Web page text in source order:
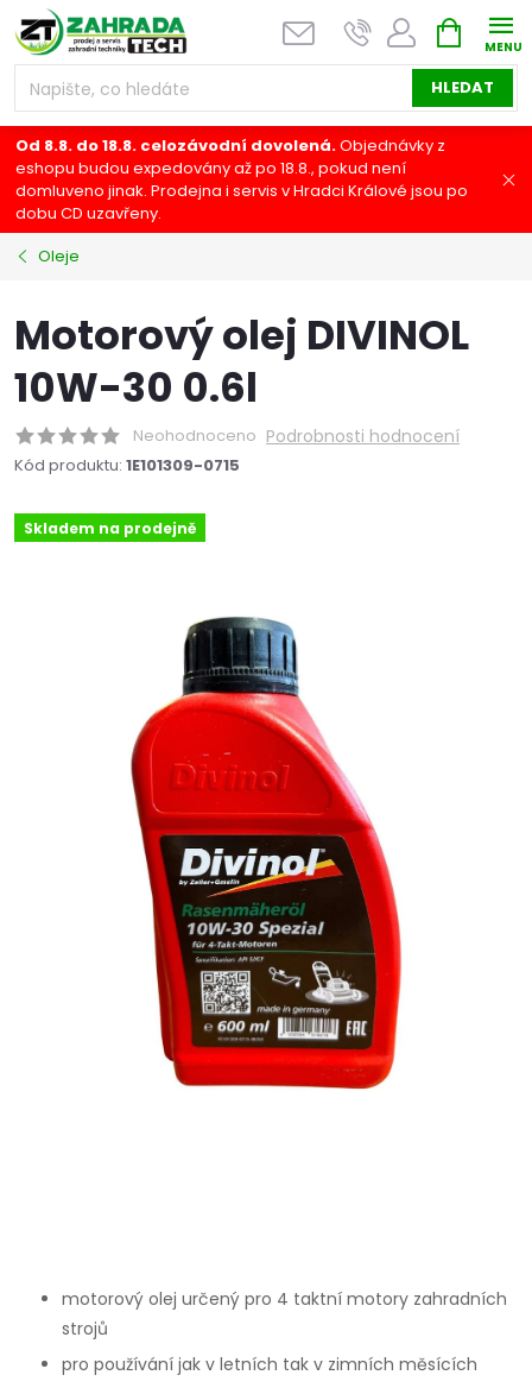
Přejít
na
obsah
HLEDAT
NÁKUPNÍ
KOŠÍK
Od 8.8. do 18.8. celozávodní dovolená.Objednávky z
eshopu budou expedovány až po 18.8., pokud není
domluveno jinak. Prodejna i servis v Hradci Králové jsou po
dobu CD uzavřeny.
Oleje
Motorový olej DIVINOL
10W-30 0.6l
Neohodnoceno Podrobnosti hodnocení
Kód produktu: 1E101309-0715
Skladem na prodejně
motorový olej určený pro 4 taktní motory zahradních
strojů
pro používání jak v letních tak v zimních měsících